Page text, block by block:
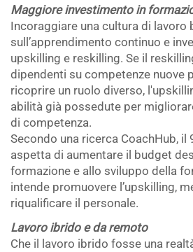
Maggiore investimento in
Incoraggiare una cultura di lavoro
sull’apprendimento continuo e
upskilling e reskilling. Se il
dipendenti su competenze nuove
ricoprire un ruolo diverso,
abilità già possedute per
di competenza.
Secondo una ricerca CoachHub, il
aspetta di aumentare il budget
formazione e allo sviluppo della
intende promuovere l’upskilling,
riqualificare il personale.
Lavoro ibrido e da remoto
Che il lavoro ibrido fosse una